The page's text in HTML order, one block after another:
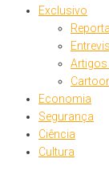
Exclusivo
Artigos
Economia
Segurança
Ciência
Cultura